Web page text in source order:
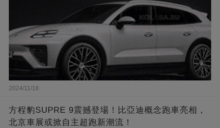
2024/11/18
方程豹SUPRE 9震撼登場！比亞迪概念跑車亮相，
北京車展或掀自主超跑新潮流！